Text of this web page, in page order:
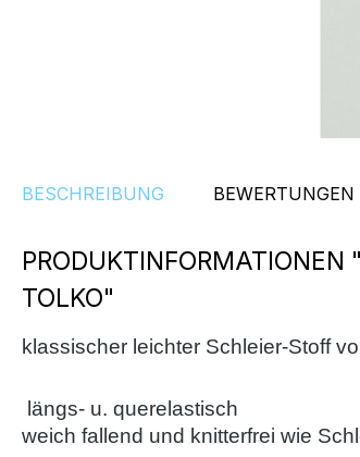
BESCHREIBUNG BEWERTUNGEN
PRODUKTINFORMATIONEN
TOLKO"
klassischer leichter Schleier-Stoff
längs- u. querelastisch
weich fallend und knitterfrei wie